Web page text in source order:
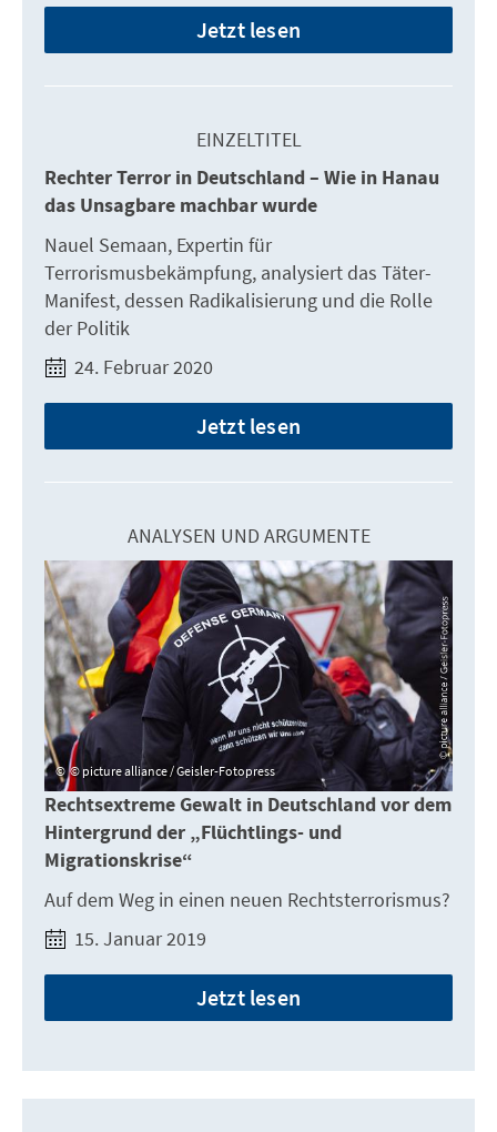
Jetzt lesen
EINZELTITEL
Rechter Terror in Deutschland – Wie in Hanau
das Unsagbare machbar wurde
Nauel Semaan, Expertin für
Terrorismusbekämpfung, analysiert das Täter-
Manifest, dessen Radikalisierung und die Rolle
der Politik
24. Februar 2020
Jetzt lesen
ANALYSEN UND ARGUMENTE
© picture alliance / Geisler-Fotopress
Rechtsextreme Gewalt in Deutschland vor dem
Hintergrund der „Flüchtlings- und
Migrationskrise“
Auf dem Weg in einen neuen Rechtsterrorismus?
15. Januar 2019
Jetzt lesen